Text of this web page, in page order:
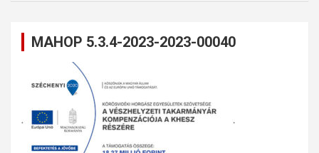
MAHOP 5.3.4-2023-2023-00040